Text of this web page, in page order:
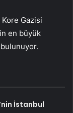
Kore Gazisi
en büyük
İstanbul